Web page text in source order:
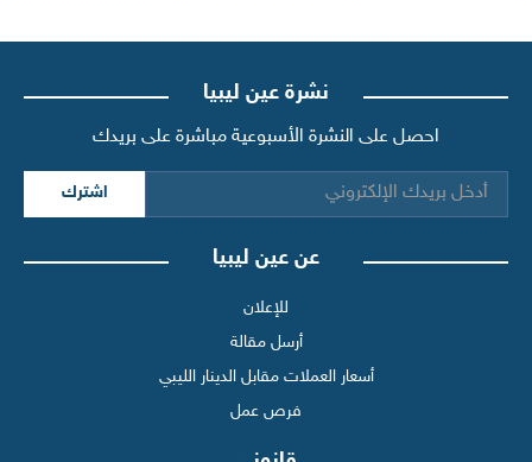
نشرة عين ليبيا
احصل على النشرة الأسبوعية مباشرة على بريدك
اشترك
عن عين ليبيا
للإعلان
أرسل مقالة
أسعار العملات مقابل الدينار الليبي
فرص عمل